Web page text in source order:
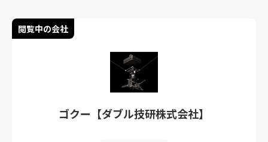
閲覧中の会社
ゴクー【ダブル技研株式会社】